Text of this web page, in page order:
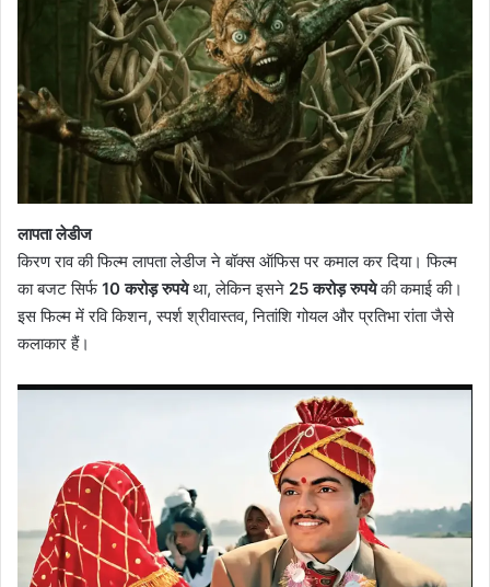
लापता लेडीज
किरण राव की फिल्म लापता लेडीज ने बॉक्स ऑफिस पर कमाल कर दिया। फिल्म
का बजट सिर्फ10 करोड़ रुपयेथा, लेकिन इसने 25 करोड़ रुपयेकी कमाई की।
इस फिल्म में रवि किशन, स्पर्श श्रीवास्तव, नितांशि गोयल और प्रतिभा रांता जैसे
कलाकार हैं।